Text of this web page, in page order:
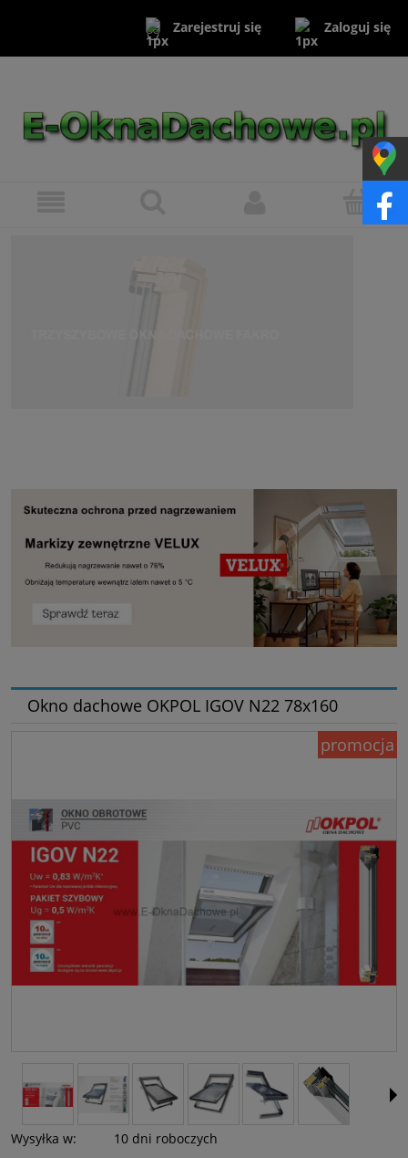
Zarejestruj się Zaloguj się
Okno dachowe OKPOL IGOV N22 78x160
promocja
Wysyłka w: 10 dni roboczych